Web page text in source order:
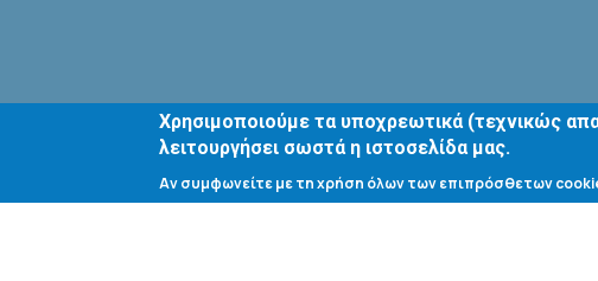
Χρησιμοποιούμε τα υποχρεωτικά (τεχνικώς
λειτουργήσει σωστά η ιστοσελίδα μας.
Αν συμφωνείτε με τη χρήση όλων των επιπρόσθετων